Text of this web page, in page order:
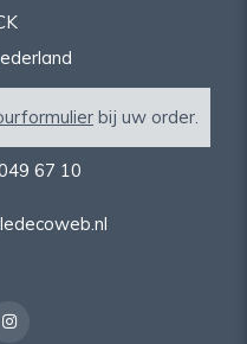
bij uw order.
67 10